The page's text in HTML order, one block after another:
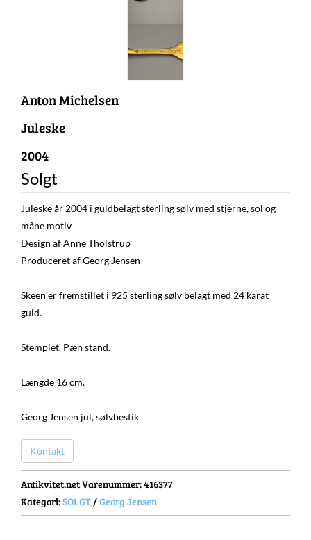
Anton Michelsen
Juleske
2004
Solgt
Juleske år 2004 i guldbelagt sterling sølv med stjerne, sol og
måne motiv
Design af Anne Tholstrup
Produceret af Georg Jensen
Skeen er fremstillet i 925 sterling sølv belagt med 24 karat
guld.
Stemplet. Pæn stand.
Længde 16 cm.
Georg Jensen jul, sølvbestik
Kontakt
Antikvitet.net Varenummer: 416377
Kategori:SOLGT /Georg Jensen